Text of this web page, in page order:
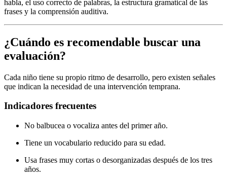
habla, el uso correcto de palabras, la estructura gramatical de las
frases y la comprensión auditiva.
¿Cuándo es recomendable buscar una
evaluación?
Cada niño tiene su propio ritmo de desarrollo, pero existen señales
que indican la necesidad de una intervención temprana.
Indicadores frecuentes
No balbucea o vocaliza antes del primer año.
Tiene un vocabulario reducido para su edad.
Usa frases muy cortas o desorganizadas después de los tres
años.